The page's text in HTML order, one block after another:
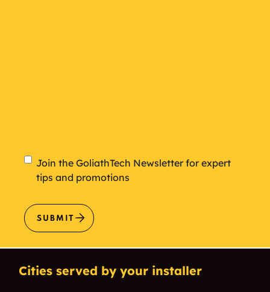
Newsletter
Join the GoliathTech Newsletter for expert
tips and promotions
SUBMIT
Cities served by your installer